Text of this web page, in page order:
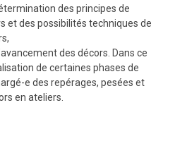
des principes de
et des possibilités techniques de
des décors. Dans ce
de certaines phases de
e des repérages, pesées et
en ateliers.